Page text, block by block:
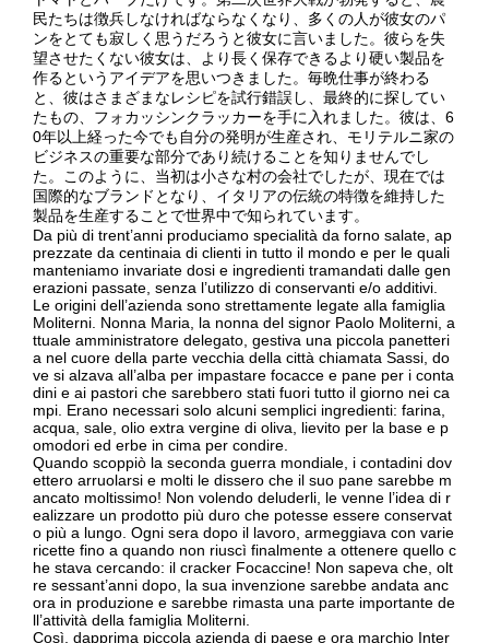
民たちは徴兵しなければならなくなり、多くの人が彼女のパ
ンをとても寂しく思うだろうと彼女に言いました。彼らを失
望させたくない彼女は、より長く保存できるより硬い製品を
作るというアイデアを思いつきました。毎晩仕事が終わる
と、彼はさまざまなレシピを試行錯誤し、最終的に探してい
たもの、フォカッシンクラッカーを手に入れました。彼は、6
0年以上経った今でも自分の発明が生産され、モリテルニ家の
ビジネスの重要な部分であり続けることを知りませんでし
た。このように、当初は小さな村の会社でしたが、現在では
国際的なブランドとなり、イタリアの伝統の特徴を維持した
製品を生産することで世界中で知られています。
Da più di trent’anni produciamo specialità da forno salate, ap
prezzate da centinaia di clienti in tutto il mondo e per le quali
manteniamo invariate dosi e ingredienti tramandati dalle gen
erazioni passate, senza l’utilizzo di conservanti e/o additivi.
Le origini dell’azienda sono strettamente legate alla famiglia
Moliterni. Nonna Maria, la nonna del signor Paolo Moliterni, a
ttuale amministratore delegato, gestiva una piccola panetteri
a nel cuore della parte vecchia della città chiamata Sassi, do
ve si alzava all’alba per impastare focacce e pane per i conta
dini e ai pastori che sarebbero stati fuori tutto il giorno nei ca
mpi. Erano necessari solo alcuni semplici ingredienti: farina,
acqua, sale, olio extra vergine di oliva, lievito per la base e p
omodori ed erbe in cima per condire.
Quando scoppiò la seconda guerra mondiale, i contadini dov
ettero arruolarsi e molti le dissero che il suo pane sarebbe m
ancato moltissimo! Non volendo deluderli, le venne l’idea di r
ealizzare un prodotto più duro che potesse essere conservat
o più a lungo. Ogni sera dopo il lavoro, armeggiava con varie
ricette fino a quando non riuscì finalmente a ottenere quello c
he stava cercando: il cracker Focaccine! Non sapeva che, olt
re sessant’anni dopo, la sua invenzione sarebbe andata anc
ora in produzione e sarebbe rimasta una parte importante de
ll’attività della famiglia Moliterni.
Così, dapprima piccola azienda di paese e ora marchio Inter